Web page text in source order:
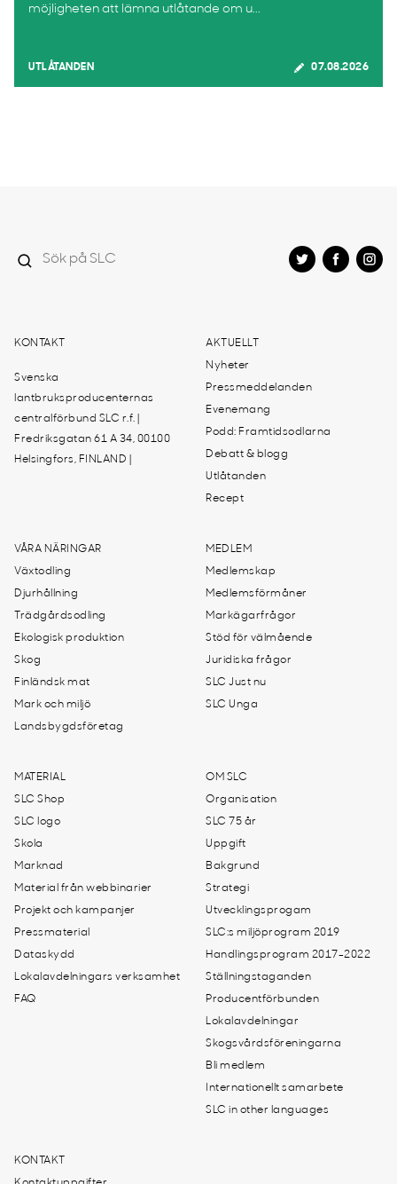
möjligheten att lämna utlåtande om u...
UTLÅTANDEN 07.08.2026
KONTAKT
Svenska
lantbruksproducenternas
centralförbund SLC r.f. |
Fredriksgatan 61 A 34, 00100
Helsingfors, FINLAND |
AKTUELLT
Nyheter
Pressmeddelanden
Evenemang
Podd: Framtidsodlarna
Debatt & blogg
Utlåtanden
Recept
VÅRA NÄRINGAR
Växtodling
Djurhållning
Trädgårdsodling
Ekologisk produktion
Skog
Finländsk mat
Mark och miljö
Landsbygdsföretag
MEDLEM
Medlemskap
Medlemsförmåner
Markägarfrågor
Stöd för välmående
Juridiska frågor
SLC Just nu
SLC Unga
MATERIAL
SLC Shop
SLC logo
Skola
Marknad
Material från webbinarier
Projekt och kampanjer
Pressmaterial
Dataskydd
Lokalavdelningars verksamhet
FAQ
OM SLC
Organisation
SLC 75 år
Uppgift
Bakgrund
Strategi
Utvecklingsprogam
SLC:s miljöprogram 2019
Handlingsprogram 2017-2022
Ställningstaganden
Producentförbunden
Lokalavdelningar
Skogsvårdsföreningarna
Bli medlem
Internationellt samarbete
SLC in other languages
KONTAKT